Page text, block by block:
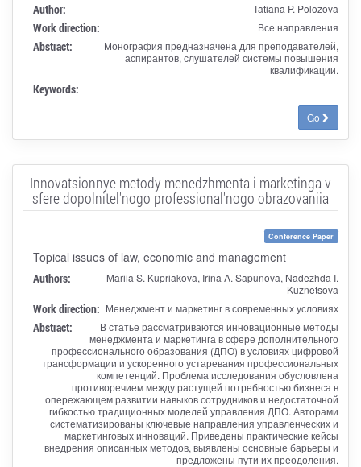
Author: Tatiana P. Polozova
Work direction: Все направления
Abstract:
Монография предназначена для преподавателей,
аспирантов, слушателей системы повышения
квалификации.
Keywords:
Go
Innovatsionnye metody menedzhmenta i marketinga v
sfere dopolnitel'nogo professional'nogo obrazovaniia
Conference Paper
Topical issues of law, economic and management
Authors:
Mariia S. Kupriakova, Irina A. Sapunova, Nadezhda I.
Kuznetsova
Work direction: Менеджмент и маркетинг в современных условиях
Abstract:
В статье рассматриваются инновационные методы
менеджмента и маркетинга в сфере дополнительного
профессионального образования (ДПО) в условиях цифровой
трансформации и ускоренного устаревания профессиональных
компетенций. Проблема исследования обусловлена
противоречием между растущей потребностью бизнеса в
опережающем развитии навыков сотрудников и недостаточной
гибкостью традиционных моделей управления ДПО. Авторами
систематизированы ключевые направления управленческих и
маркетинговых инноваций. Приведены практические кейсы
внедрения описанных методов, выявлены основные барьеры и
предложены пути их преодоления.